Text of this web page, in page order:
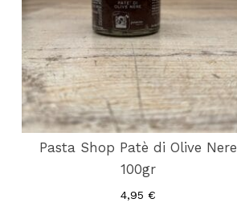
Pasta Shop Patè di Olive Nere
100gr
4,95€